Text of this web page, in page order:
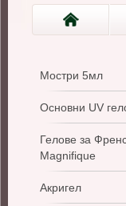
Мостри 5мл
Основни UV
Гелове за
Magnifique
Акригел